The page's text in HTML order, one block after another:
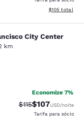
Exibir
$105 total
City
City Center
km
Razoável. 468 avaliações
Economize 7%
Tarifa anterior
$115Tarifa com
$107USD/noite
Tarifa para sócio